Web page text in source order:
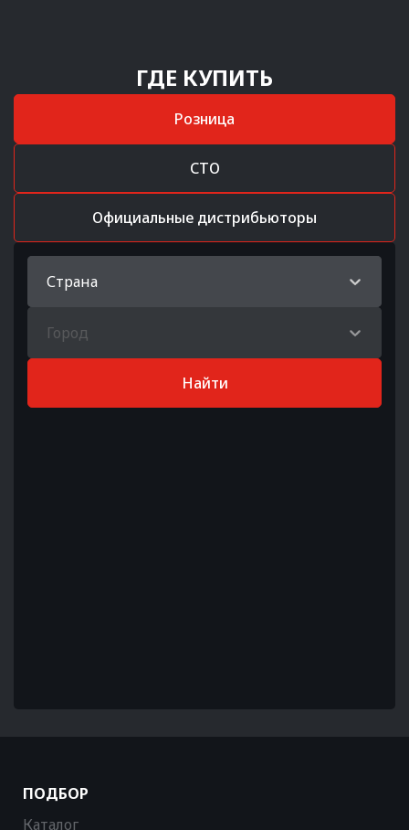
ГДЕ КУПИТЬ
Розница
СТО
Официальные дистрибьюторы
Страна
Город
Найти
ПОДБОР
Каталог